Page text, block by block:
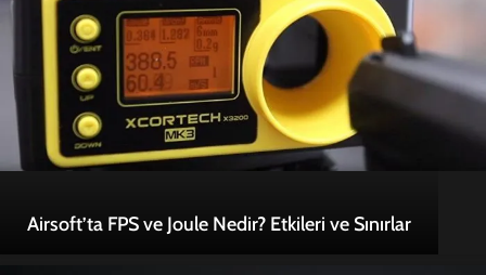
Airsoft’ta FPS ve Joule Nedir? Etkileri ve Sınırlar